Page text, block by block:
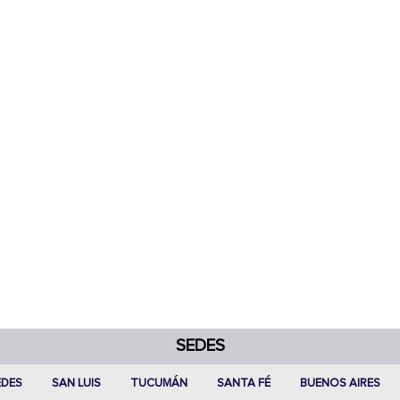
SEDES
SAN LUIS TUCUMÁN SANTA FÉ BUENOS AIRES